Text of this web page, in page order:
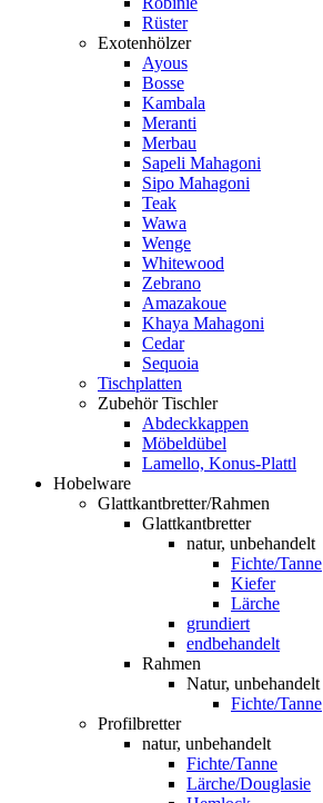
Rüster
Exotenhölzer
Ayous
Bosse
Kambala
Meranti
Merbau
Sapeli Mahagoni
Sipo Mahagoni
Teak
Wawa
Wenge
Whitewood
Zebrano
Amazakoue
Khaya Mahagoni
Cedar
Sequoia
Tischplatten
Zubehör Tischler
Abdeckkappen
Möbeldübel
Lamello, Konus-Plattl
Hobelware
Glattkantbretter/Rahmen
Glattkantbretter
natur, unbehandelt
Fichte/Tanne
Kiefer
Lärche
grundiert
endbehandelt
Rahmen
Natur, unbehandelt
Fichte/Tanne
Profilbretter
natur, unbehandelt
Fichte/Tanne
Lärche/Douglasie